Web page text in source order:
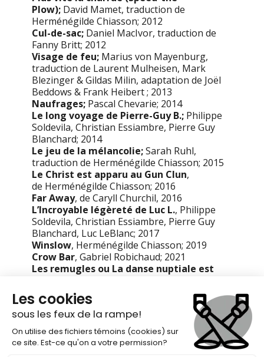
Plow); David Mamet, traduction de
Herménégilde Chiasson; 2012
Cul-de-sac; Daniel MacIvor, traduction de
Fanny Britt; 2012
Visage de feu; Marius von Mayenburg,
traduction de Laurent Mulheisen, Mark
Blezinger & Gildas Milin, adaptation de Joël
Beddows & Frank Heibert ; 2013
Naufrages; Pascal Chevarie; 2014
Le long voyage de Pierre-Guy B.; Philippe
Soldevila, Christian Essiambre, Pierre Guy
Blanchard; 2014
Le jeu de la mélancolie;Sarah Ruhl,
traduction de Herménégilde Chiasson; 2015
Le Christ est apparu au Gun Clun,
de Herménégilde Chiasson; 2016
Far Away, de Caryll Churchil, 2016
L’Incroyable légèreté de Luc L., Philippe
Soldevila, Christian Essiambre, Pierre Guy
Blanchard, Luc LeBlanc; 2017
Winslow, Herménégilde Chiasson; 2019
Crow Bar, Gabriel Robichaud; 2021
Les remugles ou La danse nuptiale est
L’Art de s’enfuir,
Herménégilde Chiasson;
2023
Ornithorynques,Johanne Parent; 2024
Découronné.e.s,Céleste Godin, Gabriel
Robichaud, Georgette Leblanc, Herménéglide
Chiasson, Jean-Philippe Raiche, Mélanie